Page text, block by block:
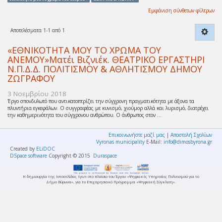
Εμφάνιση σύνθετων φίλτρων
Αποτελέσματα 1-1 από 1
«ΕΘΝΙΚΟΤΗΤΑ ΜΟΥ ΤΟ ΧΡΩΜΑ ΤΟΥ
ΑΝΕΜΟΥ»Ματέι Βιζνιέκ. ΘΕΑΤΡΙΚΟ ΕΡΓΑΣΤΗΡΙ
Ν.Π.Δ.Δ. ΠΟΛΙΤΙΣΜΟΥ & ΑΘΛΗΤΙΣΜΟΥ ΔΗΜΟΥ
ΖΩΓΡΑΦΟΥ
3 Νοεμβρίου 2018
Έργο σπονδυλωτό που αντικατοπτρίζει την σύγχρονη πραγματικότητα με άξονα τα
πλυντήρια εγκεφάλων. Ο συγγραφέας με κυνισμό, χιούμορ αλλά και λυρισμό, διατρέχει
την καθημερινότητα του σύγχρονου ανθρώπου. Ο άνθρωπος στον ...
Επικοινωνήστε μαζί μας | Αποστολή Σχολίων
Vyronas municipality E-Mail: info@dimosbyrona.gr
Created by ELiDOC
DSpace software Copyright © 2015 Duraspace
Η δημιουργία της Ιστοσελίδας έγινε στο πλαίσιο του Έργου «Ψηφιακές Υπηρεσίες Πολιτισμού για το
Δήμο Βύρωνα», για το Επιχειρησιακό Πρόγραμμα «Ψηφιακή Σύγκλιση».